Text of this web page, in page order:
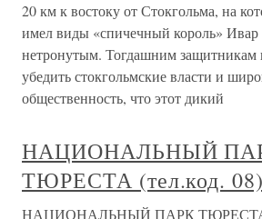
20 км к востоку от Стокгольма, на
имел виды «спичечный король» Ивар
нетронутым. Тогдашним защитникам
убедить стокгольмские власти и
общественность, что этот дикий
НАЦИОНАЛЬНЫЙ
ТЮРЕСТА (тел.код. 08)
НАЦИОНАЛЬНЫЙ ПАРК ТЮРЕСТА